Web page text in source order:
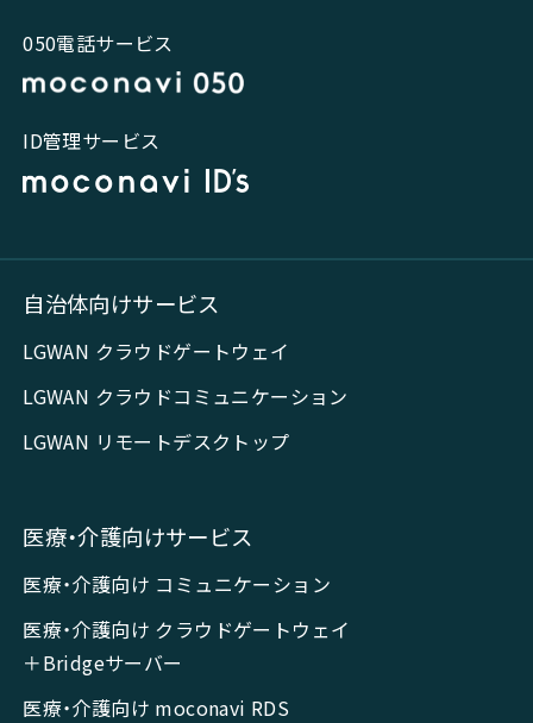
050電話サービス
ID管理サービス
自治体向けサービス
LGWAN クラウドゲートウェイ
LGWAN クラウドコミュニケーション
LGWAN リモートデスクトップ
医療・介護向けサービス
医療・介護向け コミュニケーション
医療・介護向け クラウドゲートウェイ
＋Bridgeサーバー
医療・介護向け moconavi RDS